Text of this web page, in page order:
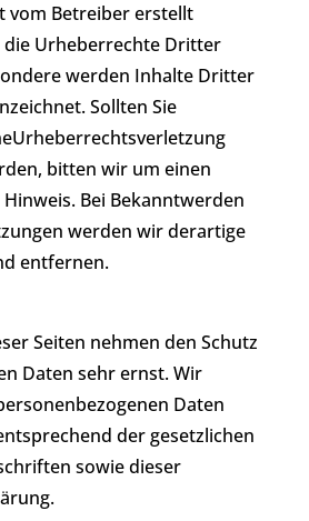
vom Betreiber erstellt
Urheberrechte Dritter
werden Inhalte Dritter
Sollten Sie
bitten wir um einen
Bei Bekanntwerden
werden wir derartige
entfernen.
Seiten nehmen den Schutz
Daten sehr ernst. Wir
Daten
der gesetzlichen
sowie dieser